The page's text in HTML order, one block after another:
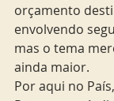
orçamento
envolvendo
mas o tema
ainda maior.
Por aqui no